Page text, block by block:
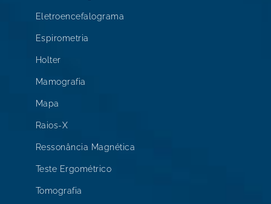
Eletroencefalograma
Espirometria
Holter
Mamografia
Mapa
Raios-X
Ressonância Magnética
Teste Ergométrico
Tomografia